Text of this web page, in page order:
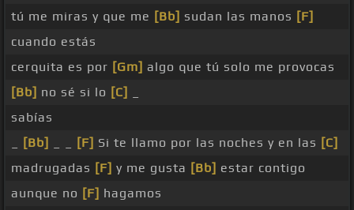
tú me miras y que me [Bb] sudan las manos [F]
cuando estás
cerquita es por [Gm] algo que tú solo me provocas
[Bb] no sé si lo [C]
sabías
[Bb] [F] Si te llamo por las noches y en las [C]
madrugadas [F] y me gusta [Bb] estar contigo
aunque no [F] hagamos